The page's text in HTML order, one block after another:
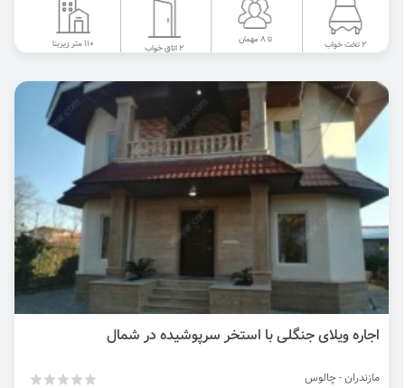
2 تخت خواب تا 8 مهمان
2 اتاق خواب 110 متر زیربنا
اجاره ویلای جنگلی با استخر سرپوشیده در شمال
مازندران - چالوس